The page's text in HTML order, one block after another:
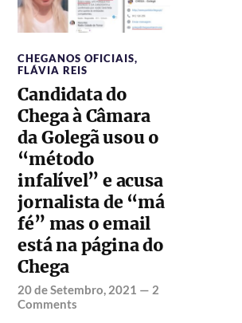
CHEGANOS OFICIAIS,
FLÁVIA REIS
Candidata do
Chega à Câmara
da Golegã usou o
“método
infalível” e acusa
jornalista de “má
fé” mas o email
está na página do
Chega
20 de Setembro, 2021 — 2
Comments